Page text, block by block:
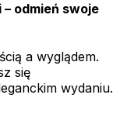
– odmień swoje
a wyglądem.
się
wydaniu.